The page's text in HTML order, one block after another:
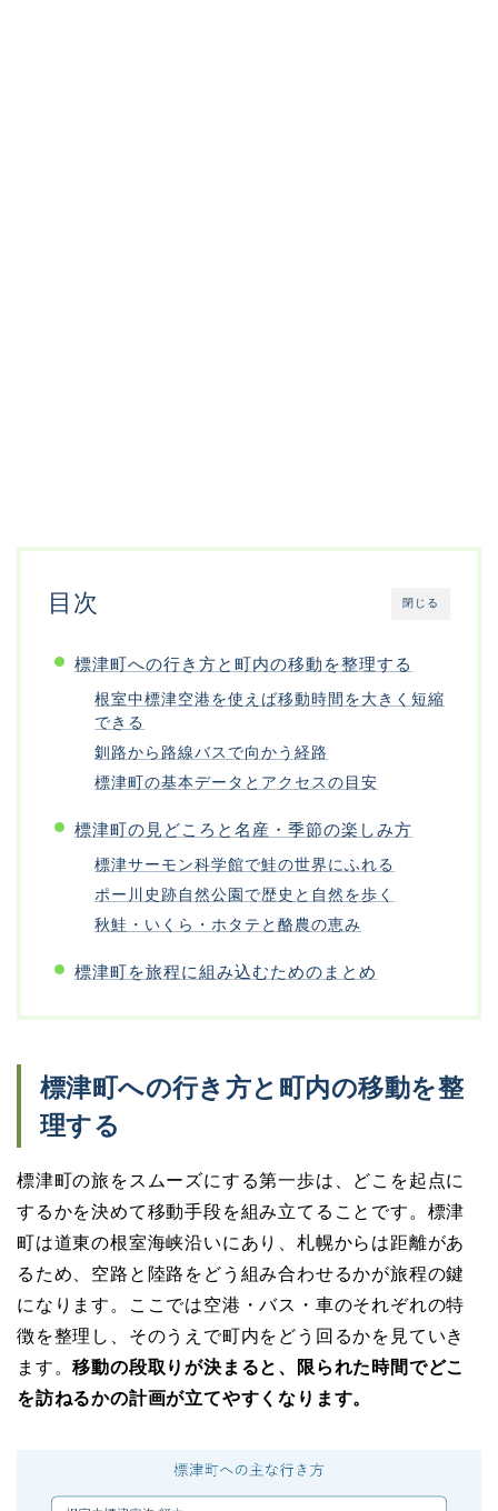
閉じる
目次
標津町への行き方と町内の移動を整理する
根室中標津空港を使えば移動時間を大きく短縮
できる
釧路から路線バスで向かう経路
標津町の基本データとアクセスの目安
標津町の見どころと名産・季節の楽しみ方
標津サーモン科学館で鮭の世界にふれる
ポー川史跡自然公園で歴史と自然を歩く
秋鮭・いくら・ホタテと酪農の恵み
標津町を旅程に組み込むためのまとめ
標津町への行き方と町内の移動を整
理する
標津町の旅をスムーズにする第一歩は、どこを起点に
するかを決めて移動手段を組み立てることです。標津
町は道東の根室海峡沿いにあり、札幌からは距離があ
るため、空路と陸路をどう組み合わせるかが旅程の鍵
になります。ここでは空港・バス・車のそれぞれの特
徴を整理し、そのうえで町内をどう回るかを見ていき
ます。移動の段取りが決まると、限られた時間でどこ
を訪ねるかの計画が立てやすくなります。